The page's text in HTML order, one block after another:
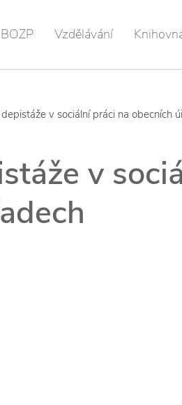
BOZP Vzdělávání
v sociální práci na obecních
v